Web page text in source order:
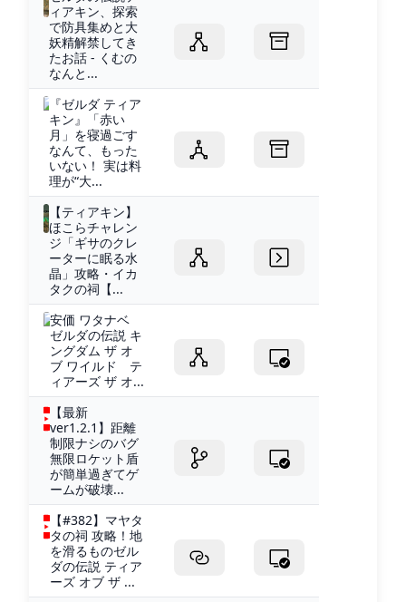
ィアキン、探索
で防具集めと大
妖精解禁してき
たお話 - くむの
なんと...
『ゼルダ ティア
キン』「赤い
月」を寝過ごす
なんて、もった
いない！ 実は料
理が“大...
【ティアキン】
ほこらチャレン
ジ「ギサのクレ
ーターに眠る水
晶」攻略・イカ
タクの祠【...
安価 ワタナベ
ゼルダの伝説 キ
ングダム ザ オ
ブ ワイルド テ
ィアーズ ザ オ...
【最新
ver1.2.1】距離
制限ナシのバグ
無限ロケット盾
が簡単過ぎてゲ
ームが破壊...
【#382】マヤタ
タの祠 攻略！地
を滑るものゼル
ダの伝説 ティア
ーズ オブ ザ ...